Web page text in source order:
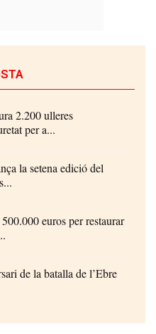
2.200 ulleres
per a...
la setena edició del
euros per restaurar
de la batalla de l’Ebre